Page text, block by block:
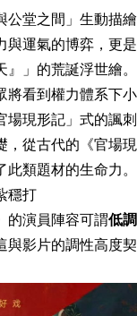
公堂之間」生動描繪
與運氣的博弈，更是
」的荒誕浮世繪。
將看到權力體系下小
場現形記」式的諷刺
，從古代的《官場現
類題材的生命力。
穩打
的演員陣容可謂低調
與影片的調性高度契